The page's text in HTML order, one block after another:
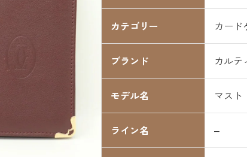
カテゴリー カード
ブランド カルテ
モデル名 マスト
ライン名 –